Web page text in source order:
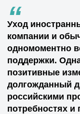
“
Уход
компании и
одномоментно
поддержки.
позитивные
долгожданный
российскими
потребностях и